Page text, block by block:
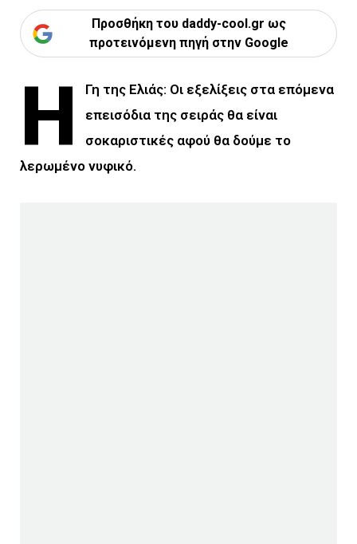
Προσθήκη του daddy-cool.gr ως
προτεινόμενη πηγή στην Google
Η
Γη της Ελιάς: Οι εξελίξεις στα επόμενα
επεισόδια της σειράς θα είναι
σοκαριστικές αφού θα δούμε το
λερωμένο νυφικό.